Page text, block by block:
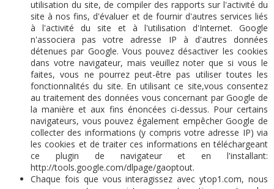
utilisation du site, de compiler des rapports sur l'activité du
site à nos fins, d'évaluer et de fournir d'autres services liés
à l'activité du site et à l'utilisation d'Internet. Google
n'associera pas votre adresse IP à d'autres données
détenues par Google. Vous pouvez désactiver les cookies
dans votre navigateur, mais veuillez noter que si vous le
faites, vous ne pourrez peut-être pas utiliser toutes les
fonctionnalités du site. En utilisant ce site,vous consentez
au traitement des données vous concernant par Google de
la manière et aux fins énoncées ci-dessus. Pour certains
navigateurs, vous pouvez également empêcher Google de
collecter des informations (y compris votre adresse IP) via
les cookies et de traiter ces informations en téléchargeant
ce plugin de navigateur et en l'installant:
http://tools.google.com/dlpage/gaoptout.
Chaque fois que vous interagissez avec ytop1.com, nous